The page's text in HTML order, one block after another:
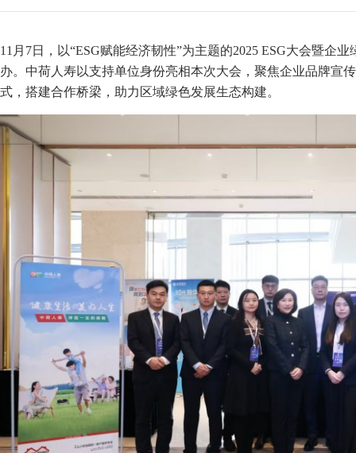
11月7日，以“ESG赋能经济韧性”为主题的2025 ESG大会暨企
办。中荷人寿以支持单位身份亮相本次大会，聚焦企业品牌宣
式，搭建合作桥梁，助力区域绿色发展生态构建。